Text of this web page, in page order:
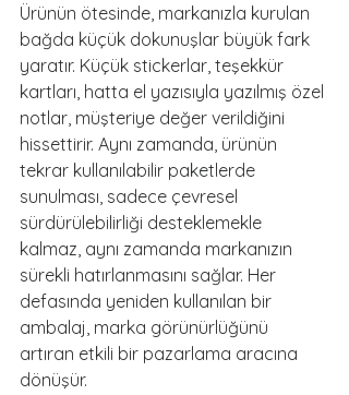
Ürünün ötesinde, markanızla kurulan
bağda küçük dokunuşlar büyük fark
yaratır. Küçük stickerlar, teşekkür
kartları, hatta el yazısıyla yazılmış özel
notlar, müşteriye değer verildiğini
hissettirir. Aynı zamanda, ürünün
tekrar kullanılabilir paketlerde
sunulması, sadece çevresel
sürdürülebilirliği desteklemekle
kalmaz, aynı zamanda markanızın
sürekli hatırlanmasını sağlar. Her
defasında yeniden kullanılan bir
ambalaj, marka görünürlüğünü
artıran etkili bir pazarlama aracına
dönüşür.